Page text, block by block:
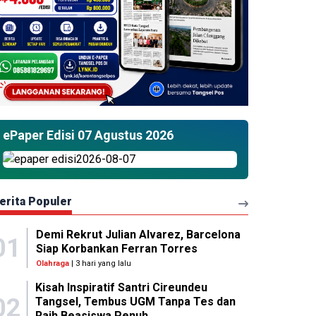
ePaper Edisi 07 Agustus 2026
Populer
Demi Rekrut Julian Alvarez, Barcelona
Siap Korbankan Ferran Torres
Olahraga| 3 hari yang lalu
Kisah Inspiratif Santri Cireundeu
Tangsel, Tembus UGM Tanpa Tes dan